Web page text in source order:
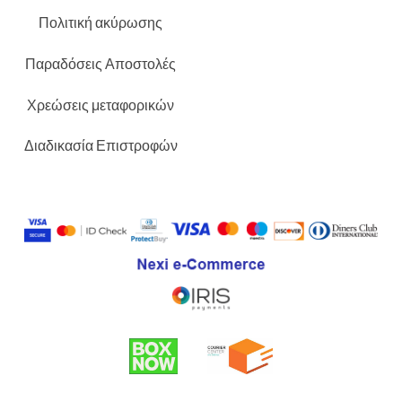
Πολιτική ακύρωσης
Παραδόσεις Αποστολές
Χρεώσεις μεταφορικών
Διαδικασία Επιστροφών